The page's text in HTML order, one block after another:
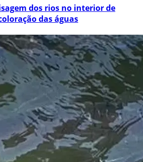
dos rios no interior de
das águas